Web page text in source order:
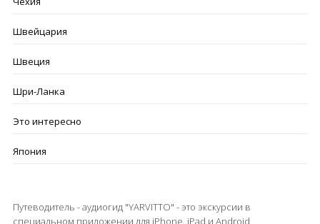
Швейцария
Швеция
Шри-Ланка
Это интересно
Япония
Путеводитель - аудиогид "YARVITTO" - это экскурсии в
специальном приложении для iPhone, iPad и Android